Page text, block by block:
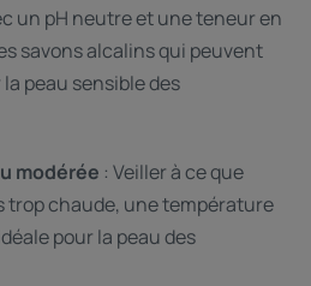
un pH neutre et une teneur en
savons alcalins qui peuvent
peau sensible des
modérée : Veiller à ce que
trop chaude, une température
pour la peau des